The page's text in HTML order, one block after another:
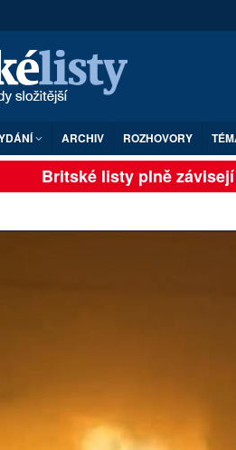
ARCHIV ROZHOVORY
Britské listy plně závisejí